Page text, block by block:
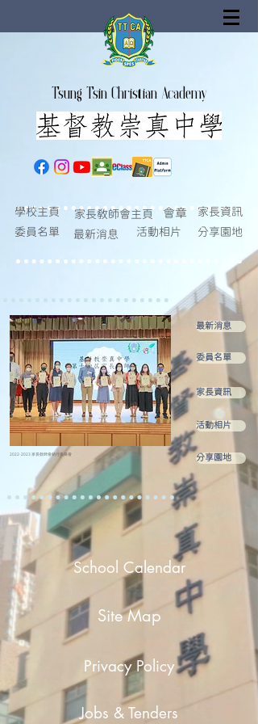
Tsung Tsin Christian Academy
學校主頁 會章
委員名單
家長資訊
活動相片
分享園地
最新消息
家長教師會主頁
2022-2023 家長教師會執行委員會
最新消息
委員名單
家長資訊
活動相片
分享園地
School Calendar
Site Map
Privacy Policy
Jobs & Tenders